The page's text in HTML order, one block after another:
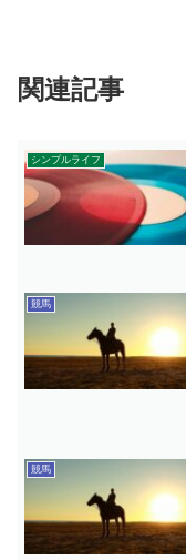
関連記事
シンプルライフ
競馬
競馬